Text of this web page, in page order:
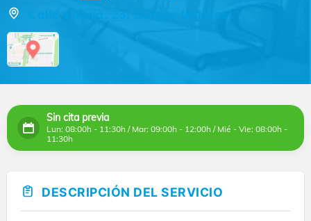
Sin cita previa
Lun: 08:00h - 11:30h / Mar: 09:00h - 12:00h / Mié - Vie: 08:00h -
11:30h
DESCRIPCIÓN DEL SERVICIO